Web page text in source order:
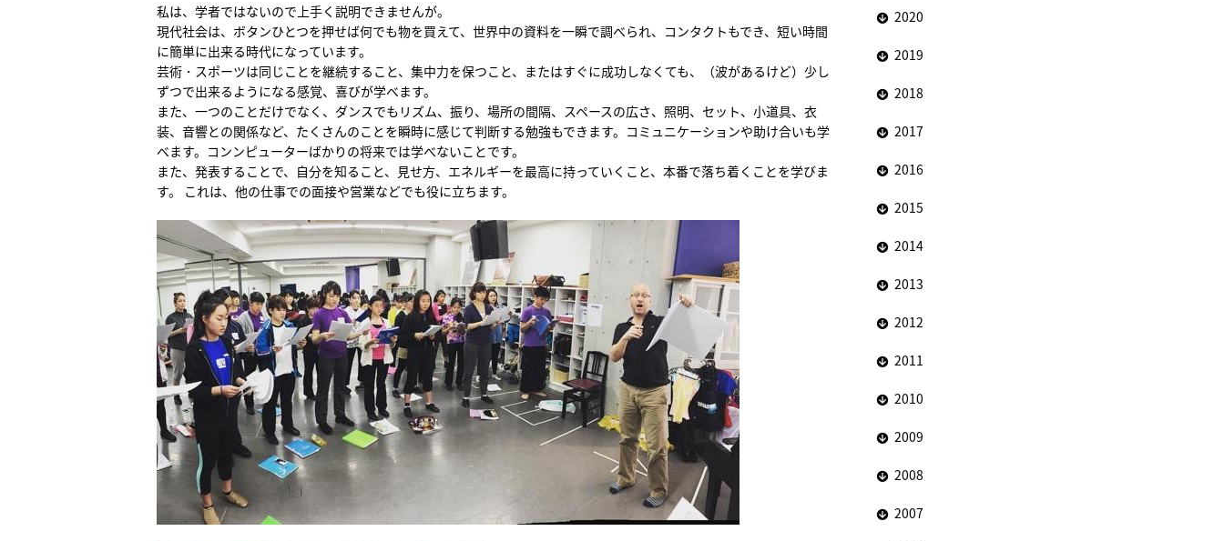
私は、学者ではないので上手く説明できませんが。
現代社会は、ボタンひとつを押せば何でも物を買えて、世界中の資料を一瞬で調べられ、コンタクトもでき、短い時間
に簡単に出来る時代になっています。
芸術・スポーツは同じことを継続すること、集中力を保つこと、またはすぐに成功しなくても、（波があるけど）少し
ずつで出来るようになる感覚、喜びが学べます。
また、一つのことだけでなく、ダンスでもリズム、振り、場所の間隔、スペースの広さ、照明、セット、小道具、衣
装、音響との関係など、たくさんのことを瞬時に感じて判断する勉強もできます。コミュニケーションや助け合いも学
べます。コンンピューターばかりの将来では学べないことです。
また、発表することで、自分を知ること、見せ方、エネルギーを最高に持っていくこと、本番で落ち着くことを学びま
す。 これは、他の仕事での面接や営業などでも役に立ちます。
2020
2019
2018
2017
2016
2015
2014
2013
2012
2011
2010
2009
2008
2007